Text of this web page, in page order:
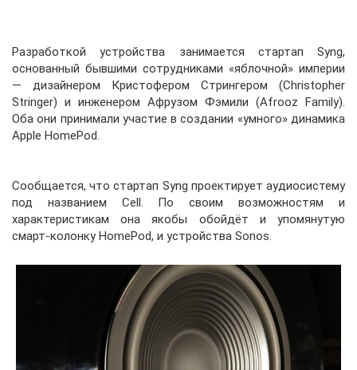
Разработкой устройства занимается стартап Syng,
основанный бывшими сотрудниками «яблочной» империи
— дизайнером Кристофером Стрингером (Christopher
Stringer) и инженером Афрузом Фэмили (Afrooz Family).
Оба они принимали участие в создании «умного» динамика
Apple HomePod.
Сообщается, что стартап Syng проектирует аудиосистему
под названием Cell. По своим возможностям и
характеристикам она якобы обойдёт и упомянутую
смарт-колонку HomePod, и устройства Sonos.